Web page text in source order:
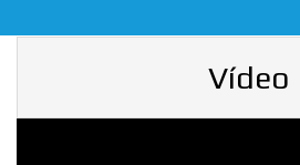
Vídeo